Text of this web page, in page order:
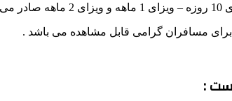
مسافران گرامی قابل مشاهده می باشد .
: